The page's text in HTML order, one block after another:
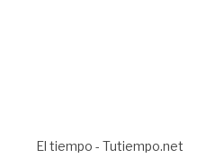
El tiempo - Tutiempo.net